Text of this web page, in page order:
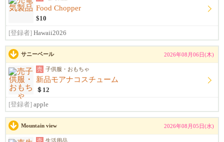
Food Chopper
$10
[登録者] Hawaii2026
サニーベール 2026年08月06日(木)
売 子供服・おもちゃ
新品モアナコスチューム
＄12
[登録者] apple
Mountain view 2026年08月05日(水)
売 生活用品